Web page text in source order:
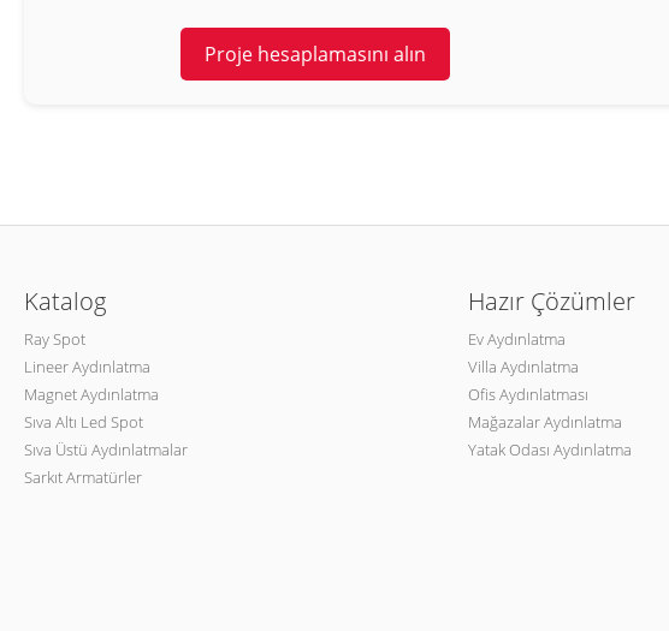
Proje hesaplamasını alın
Katalog
Ray Spot
Lineer Aydınlatma
Magnet Aydınlatma
Sıva Altı Led Spot
Sıva Üstü Aydınlatmalar
Sarkıt Armatürler
Hazır Çözümler
Ev Aydınlatma
Villa Aydınlatma
Ofis Aydınlatması
Mağazalar Aydınlatma
Yatak Odası Aydınlatma